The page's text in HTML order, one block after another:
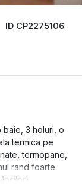
ID CP2275106
baie, 3 holuri, o
termica pe
termopane,
rand foarte